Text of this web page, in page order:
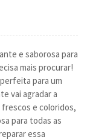
e saborosa para
mais procurar!
para um
vai agradar a
e coloridos,
para todas as
essa